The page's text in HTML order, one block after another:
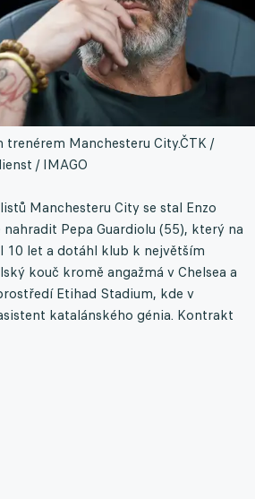
trenérem Manchesteru City.ČTK /
/ IMAGO
Manchesteru City se stal Enzo
nahradit Pepa Guardiolu (55), který na
10 let a dotáhl klub k největším
kouč kromě angažmá v Chelsea a
Etihad Stadium, kde v
katalánského génia. Kontrakt